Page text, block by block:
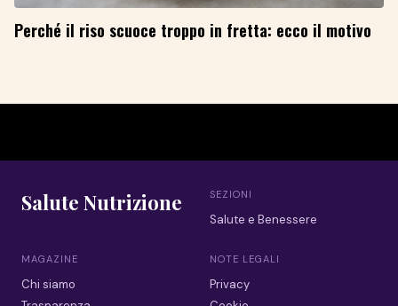
Perché il riso scuoce troppo in fretta: ecco il motivo
Salute Nutrizione SEZIONI
Salute e Benessere
MAGAZINE
Chi siamo
NOTE LEGALI
Privacy